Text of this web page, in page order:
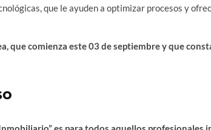
que le ayuden a optimizar procesos y
que comienza este 03 de septiembre y que